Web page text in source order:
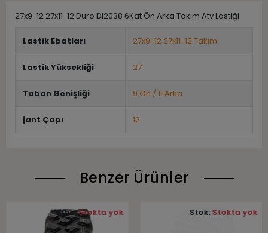
27x9-12 27x11-12 Duro DI2038 6Kat Ön Arka Takım Atv Lastiği
Lastik Ebatları 27x9-12 27x11-12 Takım
Lastik Yüksekliği 27
Taban Genişliği 9 Ön / 11 Arka
jant Çapı 12
Benzer Ürünler
Stok:Stokta yok Stok:Stokta yok